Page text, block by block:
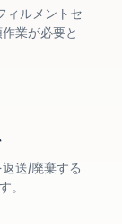
ィルメントセ
業が必要と
送/廃棄する
。